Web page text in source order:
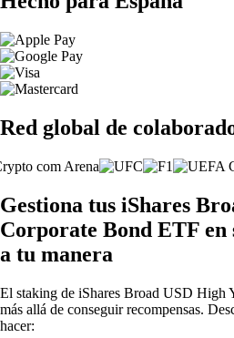
Red global de
Gestiona tus iShares
Corporate Bond ETF en
a tu manera
El staking de iShares Broad USD High
más allá de conseguir recompensas.
hacer: